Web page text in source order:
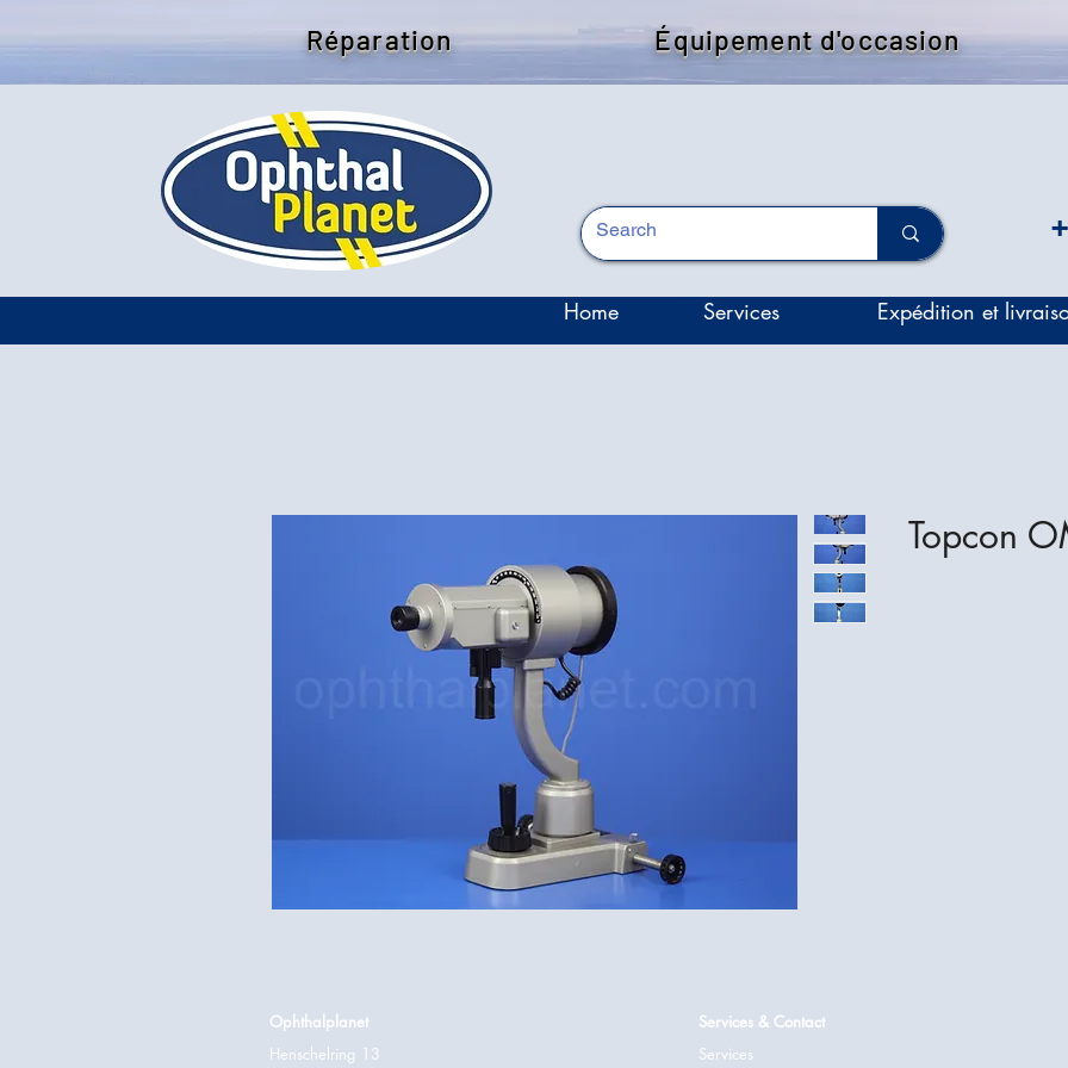
Réparation Équipement d'occasion
Home Services Expédition et
Topcon
Ophthalplanet
Henschelring 13
Services & Contact
Services